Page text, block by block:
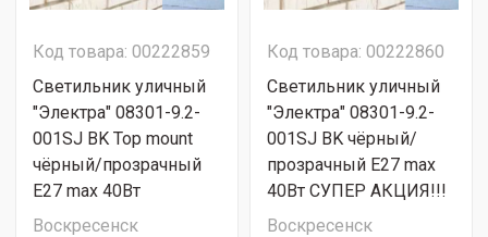
Код товара: 00222859
Светильник уличный
"Электра" 08301-9.2-
001SJ BK Top mount
чёрный/прозрачный
Е27 max 40Вт
Воскресенск
Код товара: 00222860
Светильник уличный
"Электра" 08301-9.2-
001SJ BK чёрный/
прозрачный Е27 max
40Вт СУПЕР АКЦИЯ!!!
Воскресенск